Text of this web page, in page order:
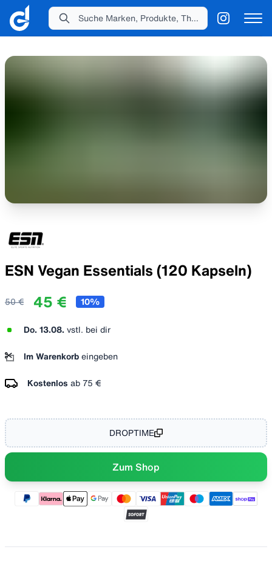
ESN Vegan Essentials (120 Kapseln)
50 € 45 € 10%
Do. 13.08. vstl. bei dir
Im Warenkorb eingeben
Kostenlos ab 75 €
DROPTIME
Zum Shop